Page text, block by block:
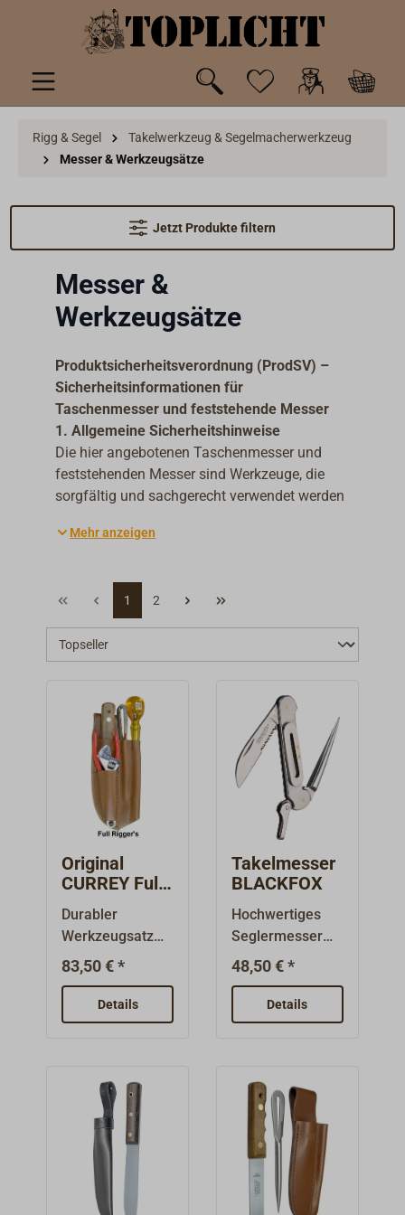
springen
Rigg & Segel
Takelwerkzeug & Segelmacherwerkzeug
Messer & Werkzeugsätze
Jetzt Produkte filtern
Messer &
Werkzeugsätze
Produktsicherheitsverordnung (ProdSV) –
Sicherheitsinformationen für
Taschenmesser und feststehende Messer
1. Allgemeine Sicherheitshinweise
Die hier angebotenen Taschenmesser und
feststehenden Messer sind Werkzeuge, die
sorgfältig und sachgerecht verwendet werden
Sicherheitshinweise, um Risiken zu
gewährleisten.
Mehr anzeigen
1 2
Original
CURREY Full
Rigger's Kit
Durabler
Werkzeugsatz
für den
Bordeinsatz:
Englisches
Qualitäts-
spezialgehärtete
r, rostfreier
Klinge und
einem Griff aus
Rosenholz.
Komplett in einer
83,50 € *
Details
Takelmesser
BLACKFOX
Hochwertiges
Seglermesser
aus der FOX
CUTLERY
Manufaktur.
Komplett aus
Griffschalen und
aufgenietetem
Schäkelöffner.
Der Marlspieker
ist feststellbar.
Die Klinge hat
48,50 € *
Details